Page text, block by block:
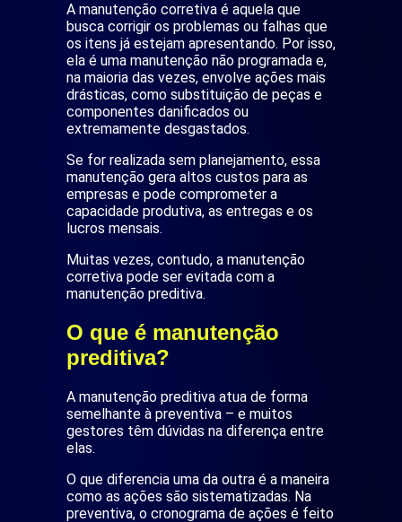
A manutenção corretiva é aquela que
busca corrigir os problemas ou falhas que
os itens já estejam apresentando. Por isso,
ela é uma manutenção não programada e,
na maioria das vezes, envolve ações mais
drásticas, como substituição de peças e
componentes danificados ou
extremamente desgastados.
Se for realizada sem planejamento, essa
manutenção gera altos custos para as
empresas e pode comprometer a
capacidade produtiva, as entregas e os
lucros mensais.
Muitas vezes, contudo, a manutenção
corretiva pode ser evitada com a
manutenção preditiva.
O que é manutenção
preditiva?
A manutenção preditiva atua de forma
semelhante à preventiva – e muitos
gestores têm dúvidas na diferença entre
elas.
O que diferencia uma da outra é a maneira
como as ações são sistematizadas. Na
preventiva, o cronograma de ações é feito